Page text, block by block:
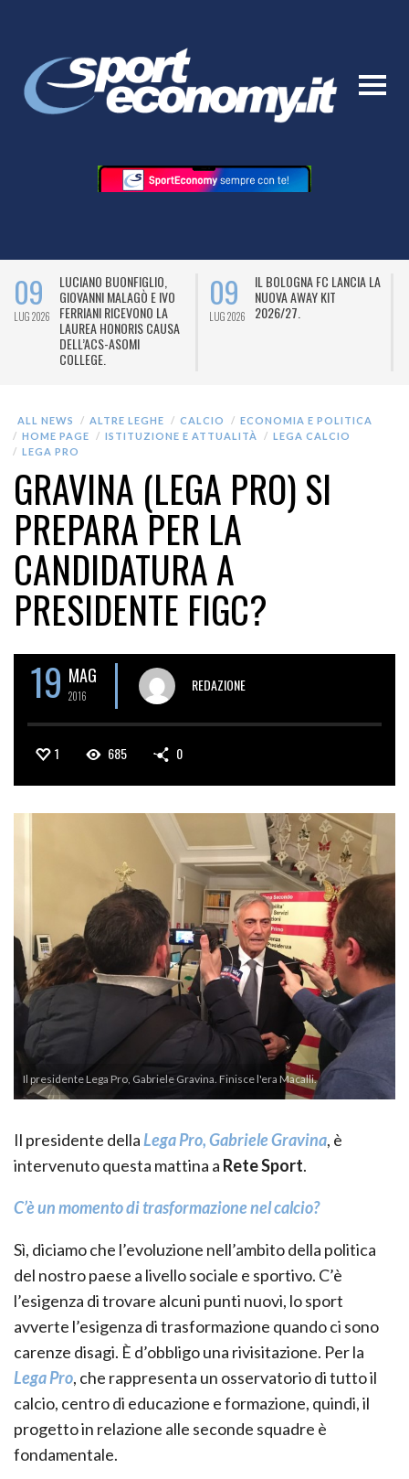
09
LUG 2026
LUCIANO BUONFIGLIO,
GIOVANNI MALAGÒ E IVO
FERRIANI RICEVONO LA
LAUREA HONORIS CAUSA
DELL’ACS-ASOMI
COLLEGE.
09
LUG 2026
IL BOLOGNA FC LANCIA LA
NUOVA AWAY KIT
2026/27.
ALL NEWS ALTRE LEGHE CALCIO
ECONOMIA E POLITICA
HOME PAGE
ISTITUZIONE E ATTUALITÀ
LEGA CALCIO
LEGA PRO
GRAVINA (LEGA PRO) SI
PREPARA PER LA
CANDIDATURA A
PRESIDENTE FIGC?
19 MAG
2016
REDAZIONE
1 685 0
Il presidente Lega Pro, Gabriele Gravina. Finisce l'era Macalli.
Il presidente dellaLega Pro, Gabriele Gravina, è
intervenuto questa mattina a Rete Sport.
C’è un momento di trasformazione nel calcio?
Sì, diciamo che l’evoluzione nell’ambito della politica
del nostro paese a livello sociale e sportivo. C’è
l’esigenza di trovare alcuni punti nuovi, lo sport
avverte l’esigenza di trasformazione quando ci sono
carenze disagi. È d’obbligo una rivisitazione. Per la
Lega Pro, che rappresenta un osservatorio di tutto il
calcio, centro di educazione e formazione, quindi, il
progetto in relazione alle seconde squadre è
fondamentale.